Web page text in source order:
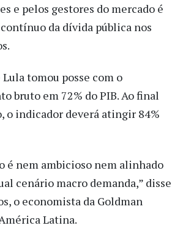
e pelos gestores do mercado é
da dívida pública nos
tomou posse com o
bruto em 72% do PIB. Ao final
o indicador deverá atingir 84%
é nem ambicioso nem alinhado
cenário macro demanda,” disse
o economista da Goldman
Latina.